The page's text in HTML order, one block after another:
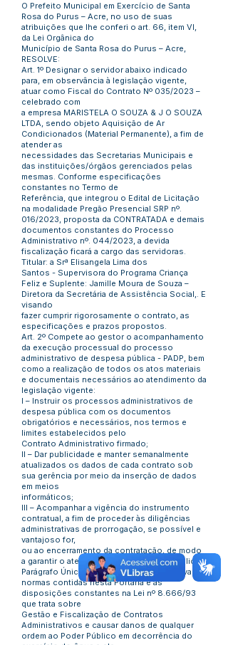
O Prefeito Municipal em Exercício de Santa
Rosa do Purus – Acre, no uso de suas
atribuições que lhe conferi o art. 66, item VI,
da Lei Orgânica do
Município de Santa Rosa do Purus – Acre,
RESOLVE:
Art. 1º Designar o servidor abaixo indicado
para, em observância à legislação vigente,
atuar como Fiscal do Contrato Nº 035/2023 –
celebrado com
a empresa MARISTELA O SOUZA & J O SOUZA
LTDA, sendo objeto Aquisição de Ar
Condicionados (Material Permanente), a fim de
atender as
necessidades das Secretarias Municipais e
das instituições/órgãos gerenciados pelas
mesmas. Conforme especificações
constantes no Termo de
Referência, que integrou o Edital de Licitação
na modalidade Pregão Presencial SRP nº.
016/2023, proposta da CONTRATADA e demais
documentos constantes do Processo
Administrativo nº. 044/2023, a devida
fiscalização ficará a cargo das servidoras.
Titular: a Srª Elisangela Lima dos
Santos - Supervisora do Programa Criança
Feliz e Suplente: Jamille Moura de Souza –
Diretora da Secretária de Assistência Social,. E
visando
fazer cumprir rigorosamente o contrato, as
especificações e prazos propostos.
Art. 2º Compete ao gestor o acompanhamento
da execução processual do processo
administrativo de despesa pública - PADP, bem
como a realização de todos os atos materiais
e documentais necessários ao atendimento da
legislação vigente:
I – Instruir os processos administrativos de
despesa pública com os documentos
obrigatórios e necessários, nos termos e
limites estabelecidos pelo
Contrato Administrativo firmado;
II – Dar publicidade e manter semanalmente
atualizados os dados de cada contrato sob
sua gerência por meio da inserção de dados
em meios
informáticos;
III – Acompanhar a vigência do instrumento
contratual, a fim de proceder às diligências
administrativas de prorrogação, se possível e
vantajoso for,
ou ao encerramento da contratação, de modo
a garantir o atendimento do interesse público.
Parágrafo Único. O gestor que não observar as
normas contidas nesta Portaria e as
disposições constantes na Lei nº 8.666/93
que trata sobre
Gestão e Fiscalização de Contratos
Administrativos e causar danos de qualquer
ordem ao Poder Público em decorrência do